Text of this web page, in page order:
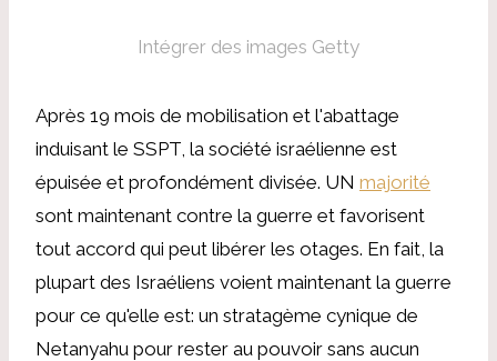
Intégrer des images Getty
Après 19 mois de mobilisation et l'abattage
induisant le SSPT, la société israélienne est
épuisée et profondément divisée. UN majorité
sont maintenant contre la guerre et favorisent
tout accord qui peut libérer les otages. En fait, la
plupart des Israéliens voient maintenant la guerre
pour ce qu'elle est: un stratagème cynique de
Netanyahu pour rester au pouvoir sans aucun